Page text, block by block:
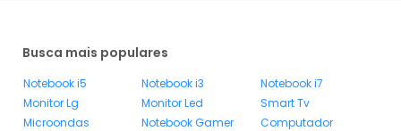
Busca mais populares
Notebook i5 Notebook i3
Notebook i7
Monitor Lg
Monitor Led
Smart Tv
Microondas
Notebook Gamer
Computador